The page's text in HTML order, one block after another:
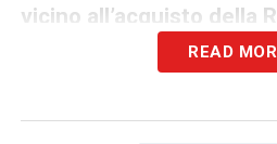
vicino all’acquisto della
GATTUSO VIA DALLA
READ